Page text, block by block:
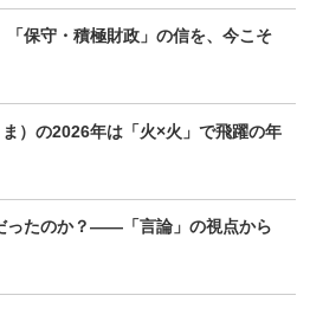
「保守・積極財政」の信を、今こそ
ま）の2026年は「火×火」で飛躍の年
ったのか？――「言論」の視点から